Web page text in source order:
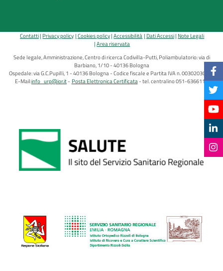
Contatti Privacy policy Cookies policy Accessibilità Dati Accessi Note Legali
Area riservata
Sede legale, Amministrazione, Centro di ricerca Codivilla-Putti, Poliambulatorio: via di
Barbiano, 1/10 - 40136 Bologna
Ospedale: via G.C.Pupilli, 1 - 40136 Bologna - Codice fiscale e Partita IVA n. 00302030374
E-Mail:info_urp@ior.it Posta Elettronica Certificata tel. centralino 051-6366111